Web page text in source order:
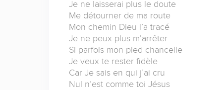
Je ne laisserai plus le doute
Me détourner de ma route
Mon chemin Dieu l’a tracé
Je ne peux plus m’arrêter
Si parfois mon pied chancelle
Je veux te rester fidèle
Car Je sais en qui j’ai cru
Nul n’est comme toi Jésus